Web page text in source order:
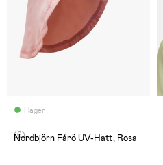
I lager
(6)
Nordbjörn Fårö UV-Hatt, Rosa